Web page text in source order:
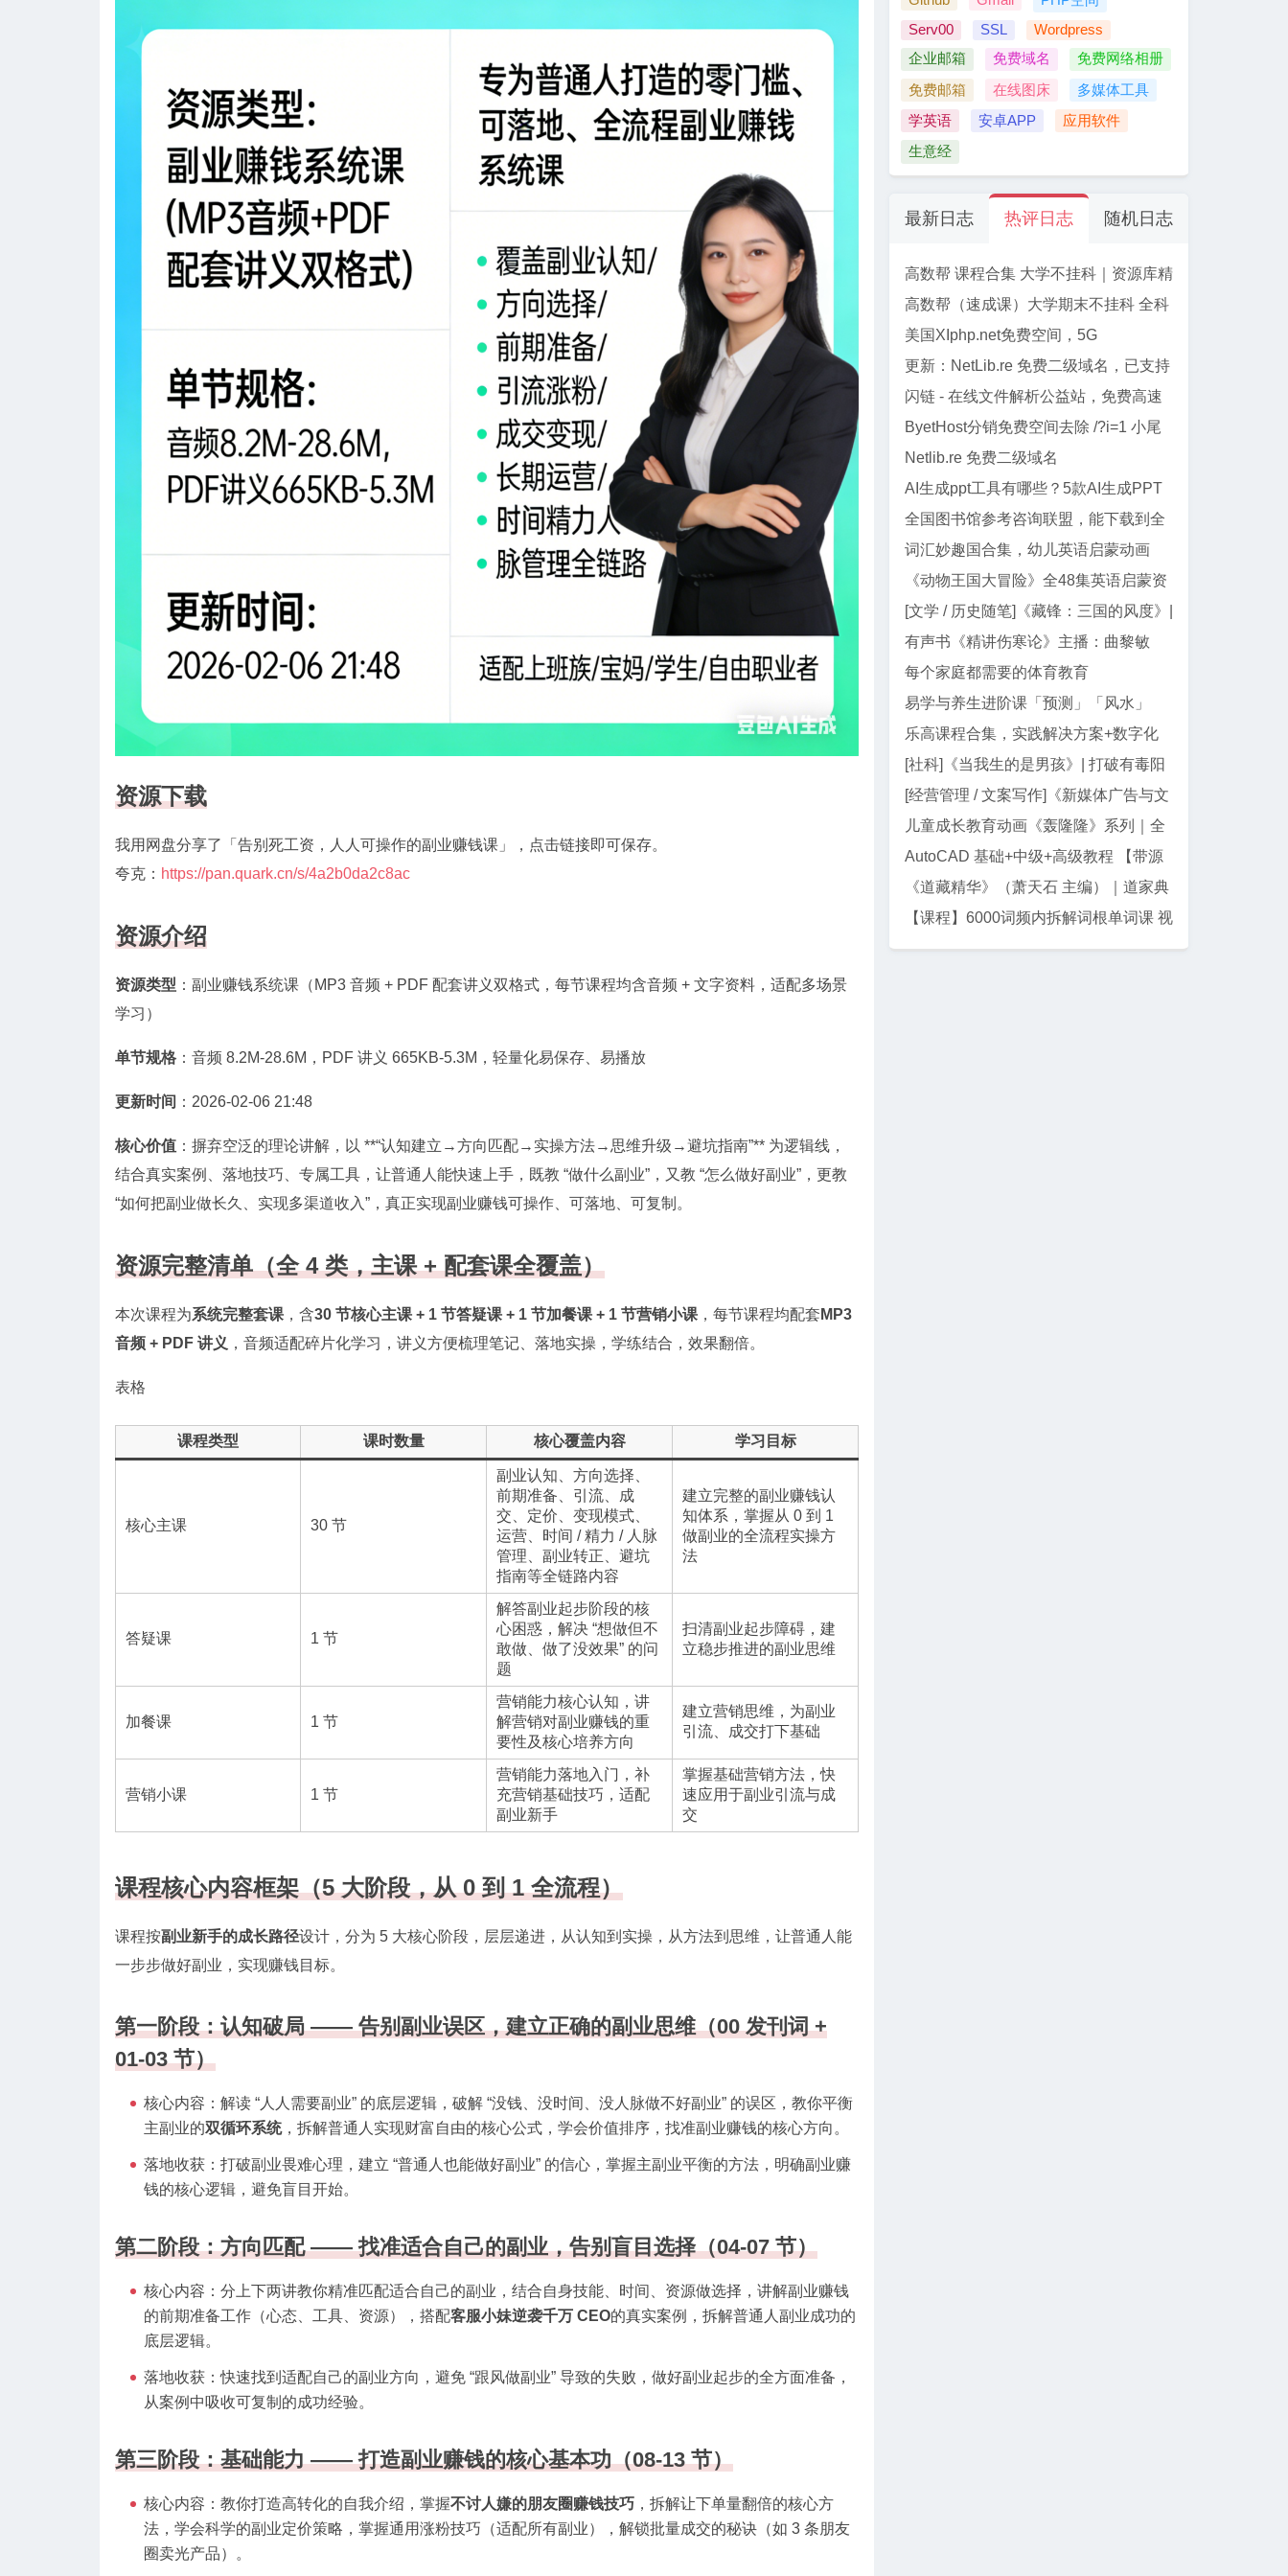
餐）
资源下载
我用网盘分享了「告别死工资，人人可操作的副业赚钱课」，点击链接即可保存。
夸克： https://pan.quark.cn/s/4a2b0da2c8ac
资源介绍
资源类型 ：副业赚钱系统课（MP3 音频 + PDF 配套讲义双格式，每节课程均含音频 + 文字资料，适配多场景
学习）
单节规格 ：音频 8.2M-28.6M，PDF 讲义 665KB-5.3M，轻量化易保存、易播放
更新时间 ：2026-02-06 21:48
核心价值 ：摒弃空泛的理论讲解，以 **“认知建立→方向匹配→实操方法→思维升级→避坑指南”** 为逻辑线，
结合真实案例、落地技巧、专属工具，让普通人能快速上手，既教 “做什么副业”，又教 “怎么做好副业”，更教
“如何把副业做长久、实现多渠道收入”，真正实现副业赚钱可操作、可落地、可复制。
资源完整清单（全 4 类，主课 + 配套课全覆盖）
本次课程为系统完整套课 ，含30 节核心主课 + 1 节答疑课 + 1 节加餐课 + 1 节营销小课 ，每节课程均配套 MP3
音频 + PDF 讲义 ，音频适配碎片化学习，讲义方便梳理笔记、落地实操，学练结合，效果翻倍。
表格
课程类型 课时数量 核心覆盖内容 学习目标
核心主课 30 节
副业认知、方向选择、
前期准备、引流、成
交、定价、变现模式、
运营、时间 / 精力 / 人脉
管理、副业转正、避坑
指南等全链路内容
建立完整的副业赚钱认
知体系，掌握从 0 到 1
做副业的全流程实操方
法
答疑课 1 节
解答副业起步阶段的核
心困惑，解决 “想做但不
敢做、做了没效果” 的问
题
扫清副业起步障碍，建
立稳步推进的副业思维
加餐课 1 节
营销能力核心认知，讲
解营销对副业赚钱的重
要性及核心培养方向
建立营销思维，为副业
引流、成交打下基础
营销小课 1 节
营销能力落地入门，补
充营销基础技巧，适配
副业新手
掌握基础营销方法，快
速应用于副业引流与成
交
课程核心内容框架（5 大阶段，从 0 到 1 全流程）
课程按副业新手的成长路径设计，分为 5 大核心阶段，层层递进，从认知到实操，从方法到思维，让普通人能
一步步做好副业，实现赚钱目标。
第一阶段：认知破局 —— 告别副业误区，建立正确的副业思维（00 发刊词 +
01-03 节）
核心内容：解读 “人人需要副业” 的底层逻辑，破解 “没钱、没时间、没人脉做不好副业” 的误区，教你平衡
主副业的双循环系统，拆解普通人实现财富自由的核心公式，学会价值排序，找准副业赚钱的核心方向。
落地收获：打破副业畏难心理，建立 “普通人也能做好副业” 的信心，掌握主副业平衡的方法，明确副业赚
钱的核心逻辑，避免盲目开始。
第二阶段：方向匹配 —— 找准适合自己的副业，告别盲目选择（04-07 节）
核心内容：分上下两讲教你精准匹配适合自己的副业，结合自身技能、时间、资源做选择，讲解副业赚钱
的前期准备工作（心态、工具、资源），搭配客服小妹逆袭千万 CEO的真实案例，拆解普通人副业成功的
底层逻辑。
落地收获：快速找到适配自己的副业方向，避免 “跟风做副业” 导致的失败，做好副业起步的全方面准备，
从案例中吸收可复制的成功经验。
第三阶段：基础能力 —— 打造副业赚钱的核心基本功（08-13 节）
核心内容：教你打造高转化的自我介绍，掌握不讨人嫌的朋友圈赚钱技巧 ，拆解让下单量翻倍的核心方
法，学会科学的副业定价策略，掌握通用涨粉技巧（适配所有副业），解锁批量成交的秘诀（如 3 条朋友
圈卖光产品）。
Serv00
SSL
Wordpress
企业邮箱
免费域名 免费网络相册
免费邮箱 在线图床 多媒体工具
学英语 安卓APP 应用软件
生意经
最新日志 热评日志 随机日志
高数帮 课程合集 大学不挂科｜资源库精
选
高数帮（速成课）大学期末不挂科 全科
资源合集 【61门】
美国XIphp.net免费空间，5G
PHP+Mysql, 免费SSL, Cpanel面板
更新：NetLib.re 免费二级域名，已支持
加入CF管理
闪链 - 在线文件解析公益站，免费高速
下载百度网盘文件
ByetHost分销免费空间去除 /?i=1 小尾
巴代码
Netlib.re 免费二级域名
AI生成ppt工具有哪些？5款AI生成PPT
工具盘点
全国图书馆参考咨询联盟，能下载到全
网99%电子书
词汇妙趣国合集，幼儿英语启蒙动画
《动物王国大冒险》全48集英语启蒙资
源｜动画+儿歌+音频+电影版
[文学 / 历史随笔]《藏锋：三国的风度》|
郭德纲三国智慧与处世真经
有声书《精讲伤寒论》主播：曲黎敏
【全138集】
每个家庭都需要的体育教育
易学与养生进阶课「预测」「风水」
「面相」迷罗授课
乐高课程合集，实践解决方案+数字化
教学资源
[社科]《当我生的是男孩》| 打破有毒阳
刚气质的女性主义养育指南
[经营管理 / 文案写作]《新媒体广告与文
案写作》| AI 时代文案创作指南
儿童成长教育动画《轰隆隆》系列｜全
20部213集，覆盖工程/交通...
AutoCAD 基础+中级+高级教程 【带源
码课件】
《道藏精华》（萧天石 主编）｜道家典
籍珍藏集
【课程】6000词频内拆解词根单词课 视
频+讲义